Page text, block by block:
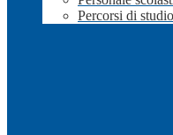
Percorsi di studio